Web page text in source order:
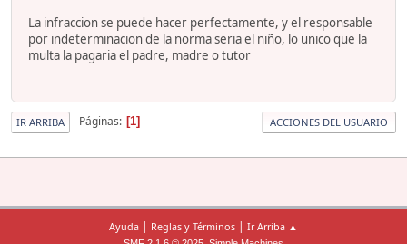
La infraccion se puede hacer perfectamente, y el responsable
por indeterminacion de la norma seria el niño, lo unico que la
multa la pagaria el padre, madre o tutor
IR ARRIBA Páginas 1 ACCIONES DEL USUARIO
Ayuda | Reglas y Términos | Ir Arriba ▲